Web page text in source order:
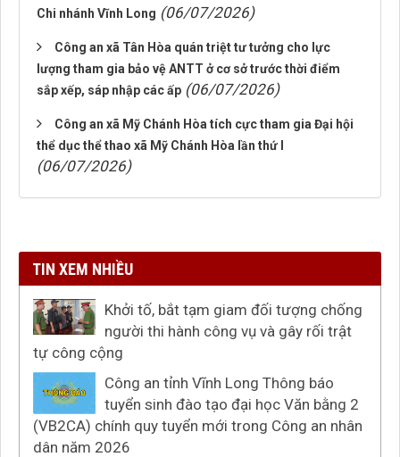
Chi nhánh Vĩnh Long (06/07/2026)
Công an xã Tân Hòa quán triệt tư tưởng cho lực
lượng tham gia bảo vệ ANTT ở cơ sở trước thời điểm
sắp xếp, sáp nhập các ấp (06/07/2026)
Công an xã Mỹ Chánh Hòa tích cực tham gia Đại hội
thể dục thể thao xã Mỹ Chánh Hòa lần thứ I
(06/07/2026)
TIN XEM NHIỀU
Khởi tố, bắt tạm giam đối tượng chống
người thi hành công vụ và gây rối trật
tự công cộng
Công an tỉnh Vĩnh Long Thông báo
tuyển sinh đào tạo đại học Văn bằng 2
(VB2CA) chính quy tuyển mới trong Công an nhân
dân năm 2026